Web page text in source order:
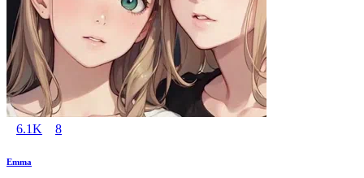
6.1K 8
Emma